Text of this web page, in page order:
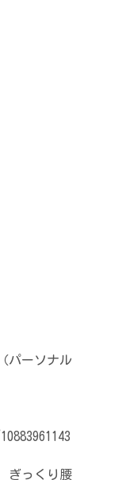
パーソナル
ぎっくり腰